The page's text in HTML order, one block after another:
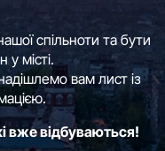
спільноти та бути
місті.
вам лист із
вже відбуваються!